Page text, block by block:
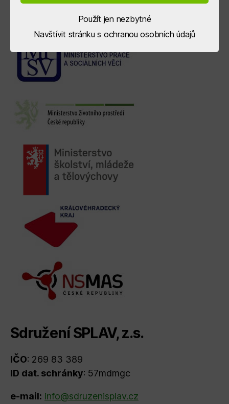
Sdružení SPLAV, z.s.
IČO: 269 83 389
ID dat. schránky: 57mdmgc
e-mail: info@sdruzenisplav.cz
Použít jen nezbytné
Navštívit stránku s ochranou osobních údajů